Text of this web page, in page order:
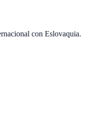
con Eslovaquia.